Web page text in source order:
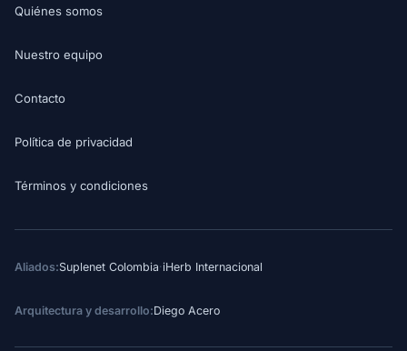
Quiénes somos
Nuestro equipo
Contacto
Política de privacidad
Términos y condiciones
Aliados:Suplenet Colombia·iHerb Internacional
Arquitectura y desarrollo:Diego Acero